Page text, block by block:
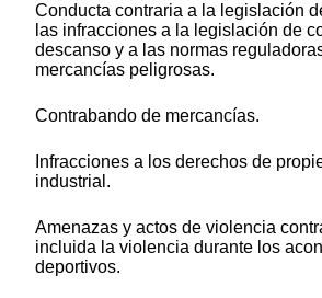
Conducta contraria a la legislación
las infracciones a la legislación de
descanso y a las normas
mercancías peligrosas.
Contrabando de mercancías.
Infracciones a los derechos de
industrial.
Amenazas y actos de violencia
incluida la violencia durante los
deportivos.